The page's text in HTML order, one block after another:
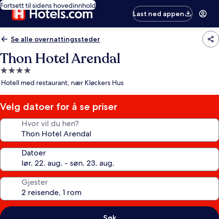
Fortsett til sidens hovedinnhold
Last ned appen
Se alle overnattingssteder
Thon Hotel Arendal
Overnattingssted
med
stjerner
Hotell med restaurant, nær Kløckers Hus
Velg datoer for å se priser
Hvor vil du hen?
Datoer
Gjester